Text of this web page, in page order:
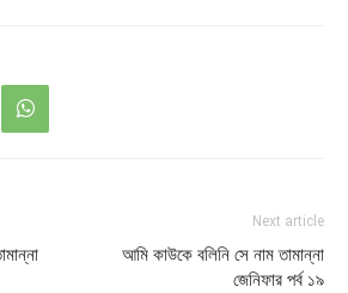
Next article
আমি কাউকে বলিনি সে নাম তামান্না
জেনিফার পর্ব ১৯